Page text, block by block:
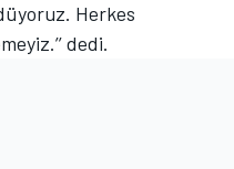
Herkes
dedi.